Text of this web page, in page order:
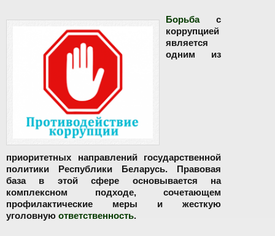
Борьбас
коррупцией
является
одним из
приоритетных направлений государственной
политики Республики Беларусь. Правовая
база в этой сфере основывается на
комплексном подходе, сочетающем
профилактические меры и жесткую
уголовную ответственность.